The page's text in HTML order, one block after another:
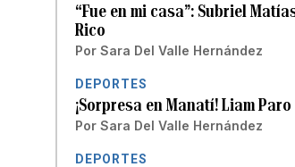
“Fue en mi casa”: Subriel
Rico
Por Sara Del Valle Hernández
DEPORTES
¡Sorpresa en Manatí! Liam
Por Sara Del Valle Hernández
DEPORTES